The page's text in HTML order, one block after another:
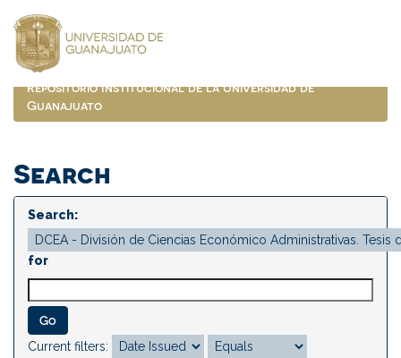
navigation
Repositorio Institucional de la Universidad de
Guanajuato
Search
Search:
for
Current filters: